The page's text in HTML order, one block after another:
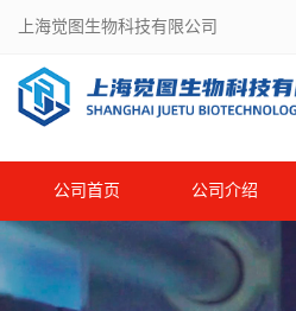
上海觉图生物科技有限公司
公司首页 公司介绍